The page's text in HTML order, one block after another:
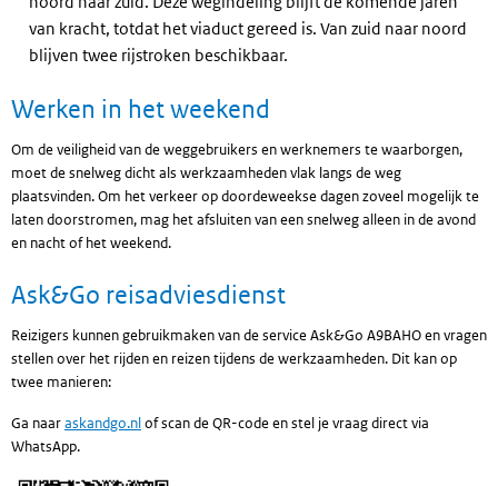
van kracht, totdat het viaduct gereed is. Van zuid naar noord
blijven twee rijstroken beschikbaar.
Werken in het weekend
Om de veiligheid van de weggebruikers en werknemers te waarborgen,
moet de snelweg dicht als werkzaamheden vlak langs de weg
plaatsvinden. Om het verkeer op doordeweekse dagen zoveel mogelijk te
laten doorstromen, mag het afsluiten van een snelweg alleen in de avond
en nacht of het weekend.
Ask&Go reisadviesdienst
Reizigers kunnen gebruikmaken van de service Ask&Go A9BAHO en vragen
stellen over het rijden en reizen tijdens de werkzaamheden. Dit kan op
twee manieren:
Ga naaraskandgo.nlof scan de QR-code en stel je vraag direct via
WhatsApp.